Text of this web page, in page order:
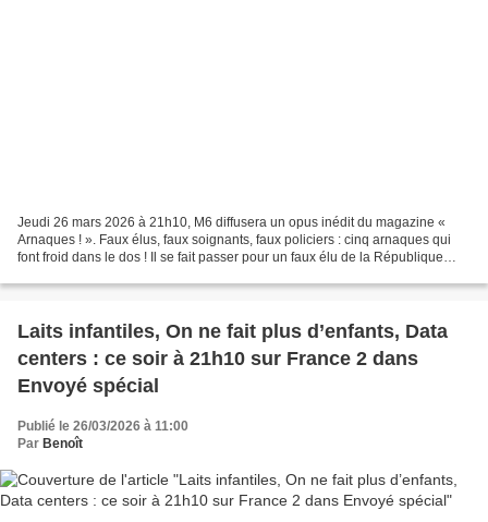
Jeudi 26 mars 2026 à 21h10, M6 diffusera un opus inédit du magazine «
Arnaques ! ». Faux élus, faux soignants, faux policiers : cinq arnaques qui
font froid dans le dos ! Il se fait passer pour un faux élu de la République
Laits infantiles, On ne fait plus d’enfants, Data
centers : ce soir à 21h10 sur France 2 dans
Envoyé spécial
Publié le 26/03/2026 à 11:00
Par Benoît